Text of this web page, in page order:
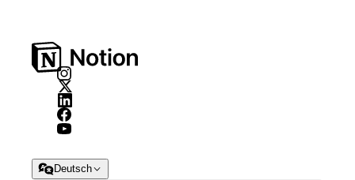
Deutsch